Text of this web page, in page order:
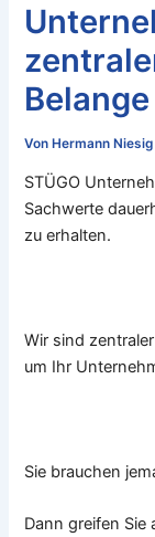
Belange
VonHermann Niesig
STÜGO
Sachwerte
zu erhalten.
Wir sind
um Ihr
Sie brauchen
Dann greifen